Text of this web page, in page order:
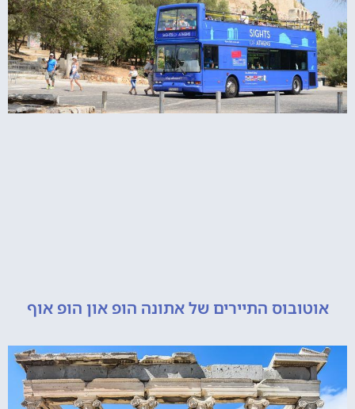
התיירים של אתונה הופ און הופ אוף